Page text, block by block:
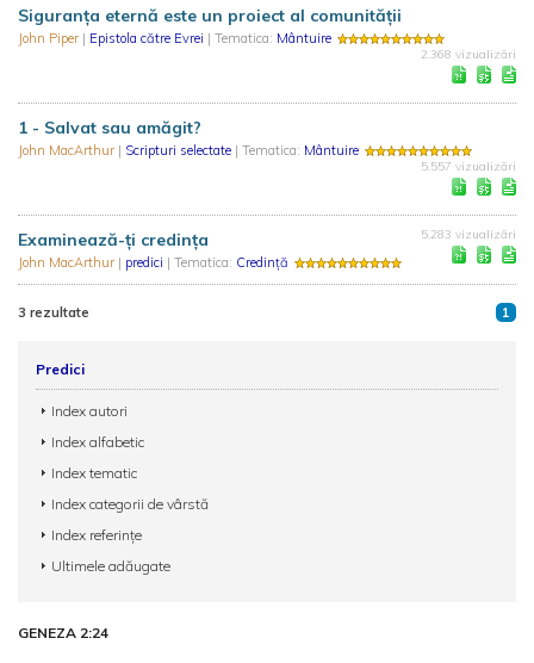
Siguranța eternă este un proiect al comunității
John Piper | Epistola către Evrei | Tematica: Mântuire
2.368 vizualizări
1 - Salvat sau amăgit?
John MacArthur | Scripturi selectate | Tematica: Mântuire
5.557 vizualizări
Examinează-ți credința
John MacArthur | predici | Tematica: Credință
5.283 vizualizări
3 rezultate 1
Predici
Index autori
Index alfabetic
Index tematic
Index categorii de vârstă
Index referințe
Ultimele adăugate
GENEZA 2:24